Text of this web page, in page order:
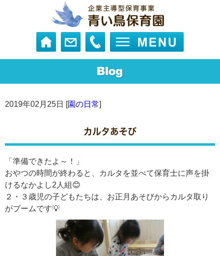
2019年02月25日 [園の日常]
カルタあそび
「準備できたよ～！」
おやつの時間が終わると、カルタを並べて保育士に声を掛
けるなかよし2人組😊
２・３歳児の子どもたちは、お正月あそびからカルタ取り
がブームです💡